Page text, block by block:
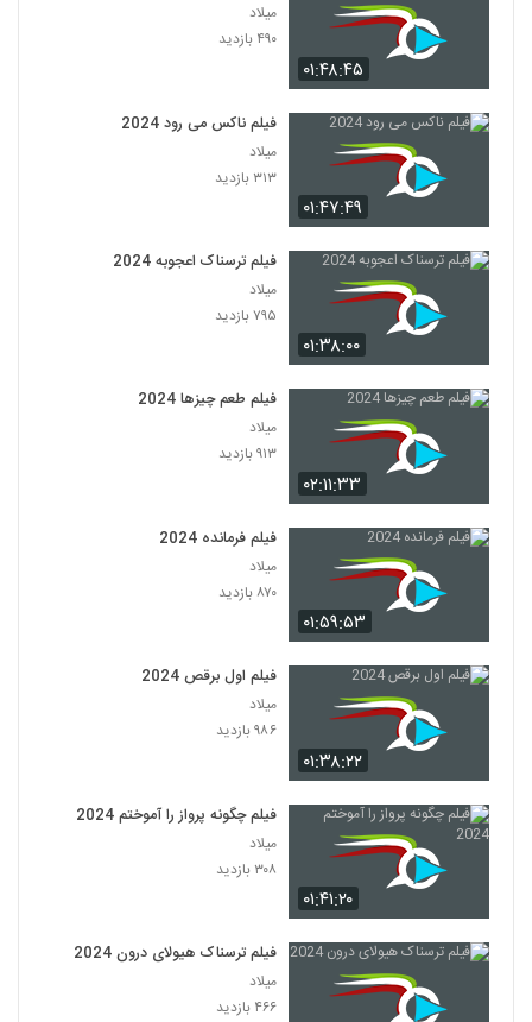
۰۱:۴۸:۴۵
میلاد
۴۹۰ بازدید
۰۱:۴۷:۴۹
فیلم ناکس می رود 2024
میلاد
۳۱۳ بازدید
۰۱:۳۸:۰۰
فیلم ترسناک اعجوبه 2024
میلاد
۷۹۵ بازدید
۰۲:۱۱:۳۳
فیلم طعم چیزها 2024
میلاد
۹۱۳ بازدید
۰۱:۵۹:۵۳
فیلم فرمانده 2024
میلاد
۸۷۰ بازدید
۰۱:۳۸:۲۲
فیلم اول برقص 2024
میلاد
۹۸۶ بازدید
۰۱:۴۱:۲۰
فیلم چگونه پرواز را آموختم 2024
میلاد
۳۰۸ بازدید
فیلم ترسناک هیولای درون 2024
میلاد
۴۶۶ بازدید